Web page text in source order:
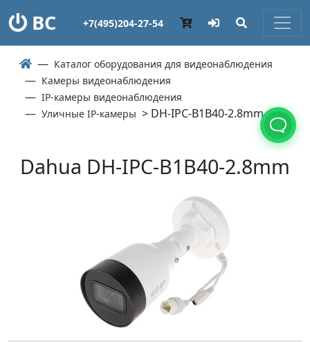
ВС +7(495)204-27-54
Каталог оборудования для видеонаблюдения
Камеры видеонаблюдения
IP-камеры видеонаблюдения
Уличные IP-камеры > DH-IPC-B1B40-2.8mm
Dahua DH-IPC-B1B40-2.8mm